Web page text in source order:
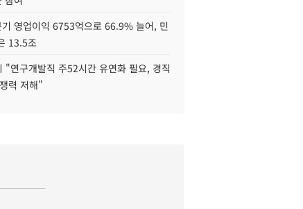
기 영업이익 6753억으로 66.9% 늘어, 민
13.5조
"연구개발직 주52시간 유연화 필요, 경직
력 저해"